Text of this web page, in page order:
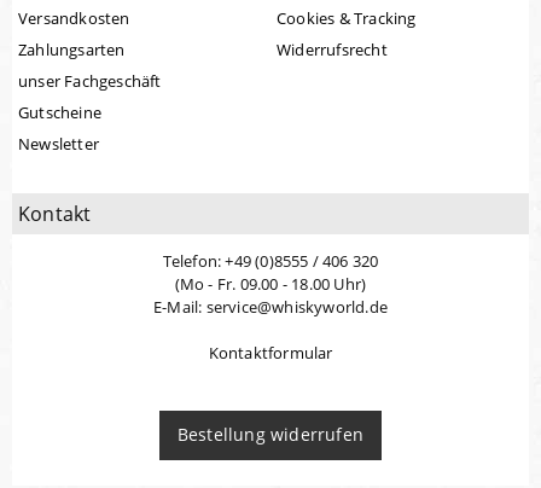
Versandkosten
Zahlungsarten
unser Fachgeschäft
Gutscheine
Newsletter
Cookies & Tracking
Widerrufsrecht
Kontakt
Telefon: +49 (0)8555 / 406 320
(Mo - Fr. 09.00 - 18.00 Uhr)
E-Mail: service@whiskyworld.de
Kontaktformular
Bestellung widerrufen